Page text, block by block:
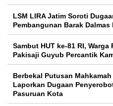
LSM LIRA Jatim Soroti
Pembangunan Barak
Sambut HUT ke-81 RI, Warga
Pakisaji Guyub Percantik
Berbekal Putusan
Laporkan Dugaan
Pasuruan Kota